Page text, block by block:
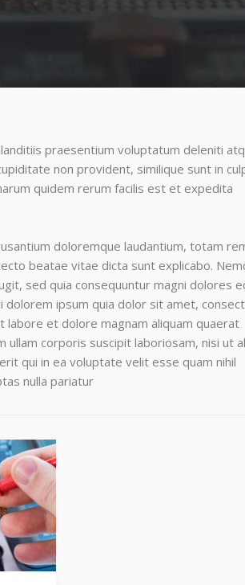
praesentium voluptatum deleniti
non provident, similique sunt in
quidem rerum facilis est et expedita
doloremque laudantium, totam
beatae vitae dicta sunt explicabo.
sed quia consequuntur magni dolores
ipsum quia dolor sit amet,
labore et dolore magnam aliquam quaerat
corporis suscipit laboriosam, nisi ut
qui in ea voluptate velit esse quam nihil
nulla pariatur